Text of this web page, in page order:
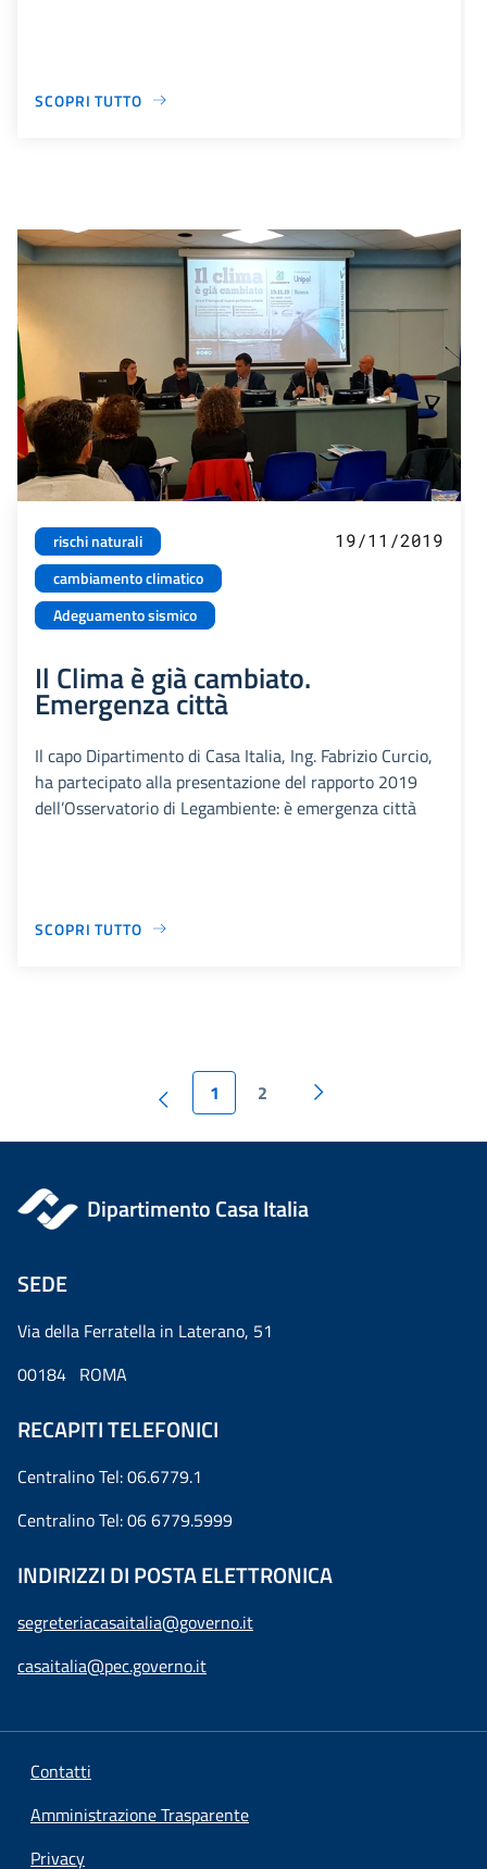
SCOPRI TUTTO
rischi naturali
cambiamento climatico
Adeguamento sismico
19/11/2019
Il Clima è già cambiato.
Emergenza città
Il capo Dipartimento di Casa Italia, Ing. Fabrizio Curcio,
ha partecipato alla presentazione del rapporto 2019
dell’Osservatorio di Legambiente: è emergenza città
SCOPRI TUTTO
1 2
Dipartimento Casa Italia
SEDE
Via della Ferratella in Laterano, 51
00184 ROMA
RECAPITI TELEFONICI
Centralino Tel: 06.6779.1
Centralino Tel: 06 6779.5999
INDIRIZZI DI POSTA ELETTRONICA
segreteriacasaitalia@governo.it
casaitalia@pec.governo.it
Contatti
Amministrazione Trasparente
Privacy